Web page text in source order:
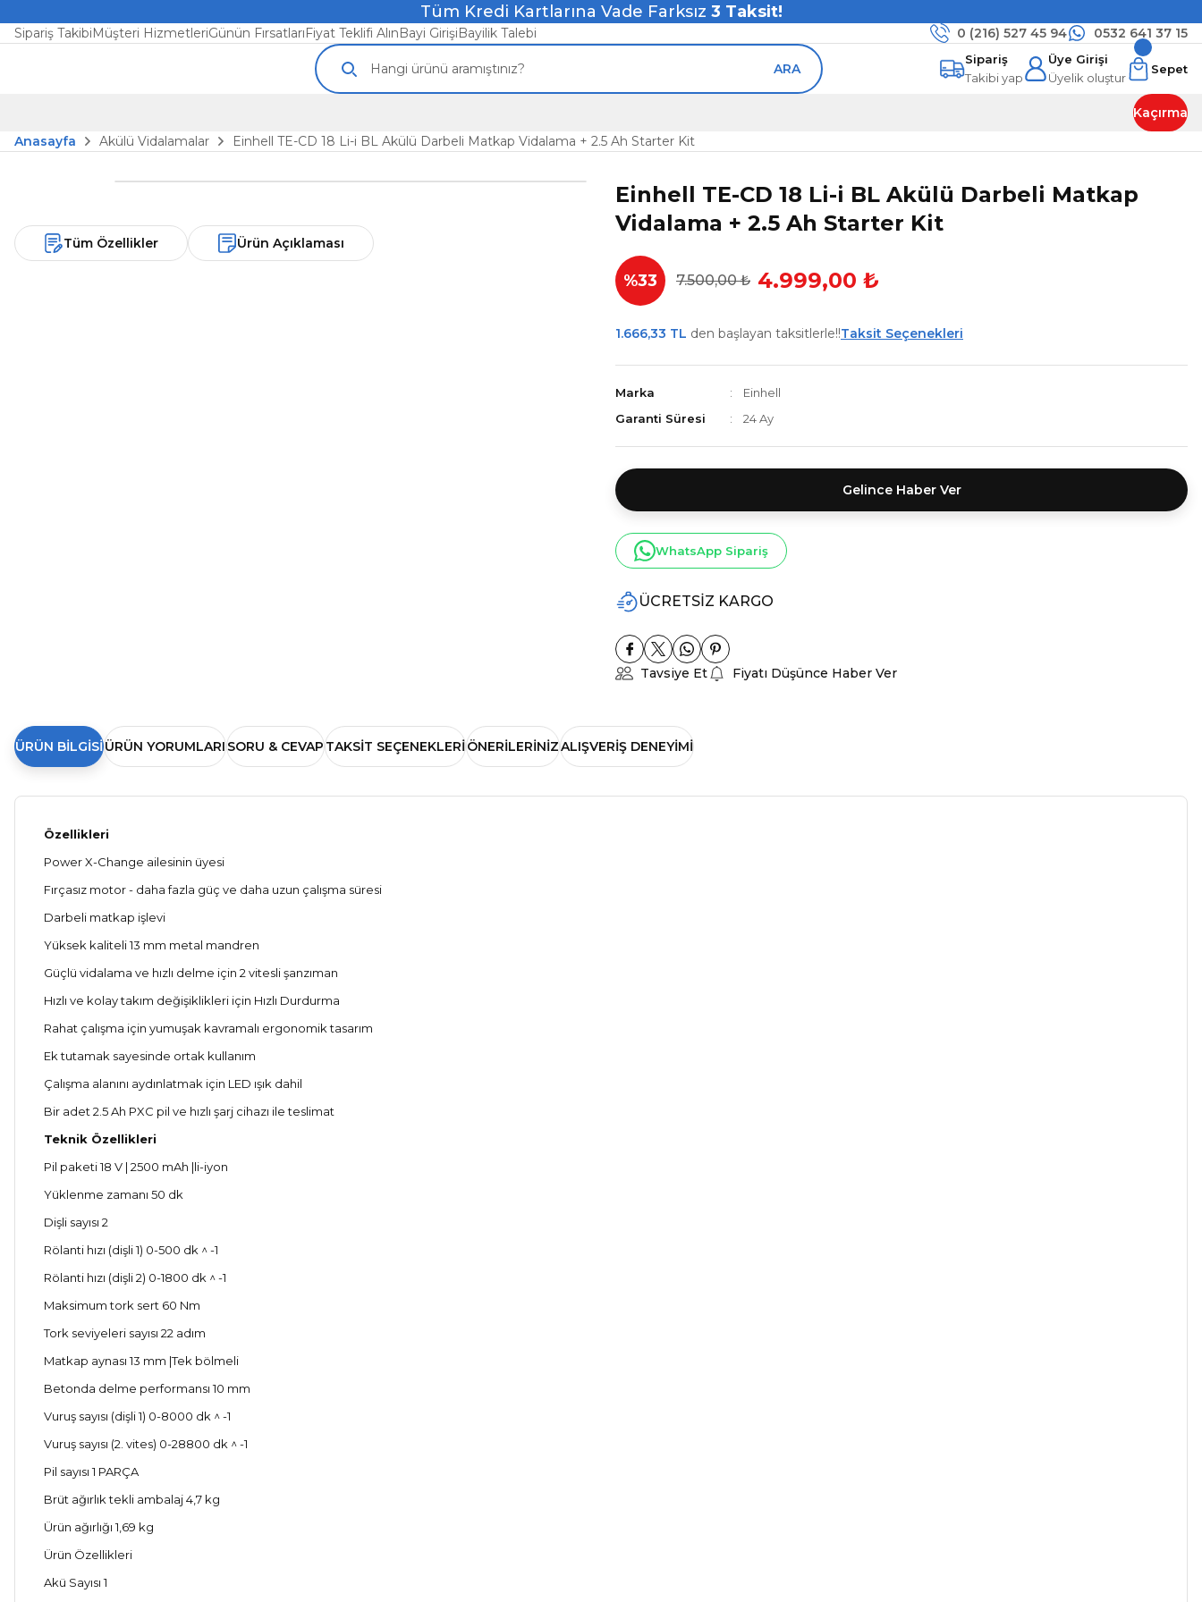
Tüm Kredi Kartlarına Vade Farksız 3 Taksit!
Sipariş TakibiMüşteri HizmetleriGünün FırsatlarıFiyat Teklifi AlınBayi GirişiBayilik Talebi 0 (216) 527 45 94 0532 641 37 15
ARA
Sipariş
Takibi yap
Üye Girişi
Üyelik oluştur
Sepet
Kaçırma
Anasayfa
Akülü Vidalamalar Einhell TE-CD 18 Li-i BL Akülü Darbeli Matkap Vidalama + 2.5 Ah Starter Kit
Tüm Özellikler Ürün Açıklaması
Einhell TE-CD 18 Li-i BL Akülü Darbeli Matkap
Vidalama + 2.5 Ah Starter Kit
%33 7.500,00 ₺ 4.999,00 ₺
1.666,33 TL den başlayan taksitlerle!!Taksit Seçenekleri
Marka
Einhell
Garanti Süresi
24 Ay
Gelince Haber Ver
WhatsApp Sipariş
ÜCRETSİZ KARGO
Tavsiye Et Fiyatı Düşünce Haber Ver
ÜRÜN BILGISI ÜRÜN YORUMLARISORU & CEVAPTAKSIT SEÇENEKLERIÖNERILERINIZALIŞVERIŞ DENEYIMI
Özellikleri
Power X-Change ailesinin üyesi
Fırçasız motor - daha fazla güç ve daha uzun çalışma süresi
Darbeli matkap işlevi
Yüksek kaliteli 13 mm metal mandren
Güçlü vidalama ve hızlı delme için 2 vitesli şanzıman
Hızlı ve kolay takım değişiklikleri için Hızlı Durdurma
Rahat çalışma için yumuşak kavramalı ergonomik tasarım
Ek tutamak sayesinde ortak kullanım
Çalışma alanını aydınlatmak için LED ışık dahil
Bir adet 2.5 Ah PXC pil ve hızlı şarj cihazı ile teslimat
Teknik Özellikleri
Pil paketi 18 V | 2500 mAh |li-iyon
Yüklenme zamanı 50 dk
Dişli sayısı 2
Rölanti hızı (dişli 1) 0-500 dk ^ -1
Rölanti hızı (dişli 2) 0-1800 dk ^ -1
Maksimum tork sert 60 Nm
Tork seviyeleri sayısı 22 adım
Matkap aynası 13 mm |Tek bölmeli
Betonda delme performansı 10 mm
Vuruş sayısı (dişli 1) 0-8000 dk ^ -1
Vuruş sayısı (2. vites) 0-28800 dk ^ -1
Pil sayısı 1 PARÇA
Brüt ağırlık tekli ambalaj 4,7 kg
Ürün ağırlığı 1,69 kg
Ürün Özellikleri
Akü Sayısı 1